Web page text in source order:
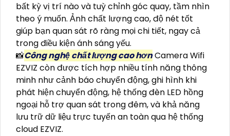
bất kỳ vị trí nào và tuỳ chỉnh góc quay, tầm nhìn
theo ý muốn. Ảnh chất lượng cao, độ nét tốt
giúp bạn quan sát rõ ràng mọi chi tiết, ngay cả
trong điều kiện ánh sáng yếu.
📸Công nghệ chất lượng cao hơnCamera Wifi
EZVIZ còn được tích hợp nhiều tính năng thông
minh như cảnh báo chuyển động, ghi hình khi
phát hiện chuyển động, hệ thống đèn LED hồng
ngoại hỗ trợ quan sát trong đêm, và khả năng
lưu trữ dữ liệu trực tuyến an toàn qua hệ thống
cloud EZVIZ.